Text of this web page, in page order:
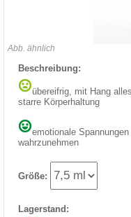
Abb. ähnlich
Beschreibung:
übereifrig, mit Hang
starre Körperhaltung
emotionale
wahrzunehmen
Größe:
Lagerstand: